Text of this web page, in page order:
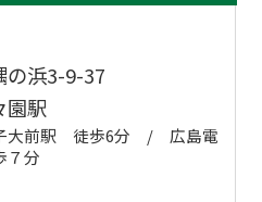
の浜3-9-37
園駅
大前駅 徒歩6分 / 広島電
分